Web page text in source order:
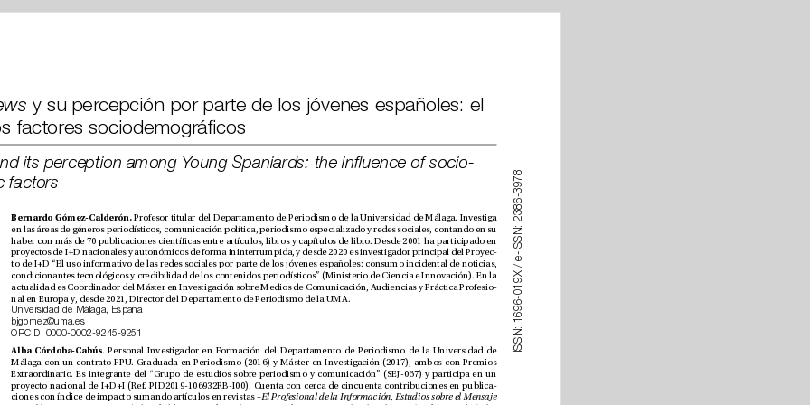
fake news
Fake news and its perception among Young Spaniards: the inuence of socio-
demographic factors
I
S
S
N
:
1
6
9
6
-
0
1
9
X
/
e
I
S
S
N
:
2
3
8
6
3
9
7
8
Bernardo Gómez-Calderón. Profesor titular del Departamento de Periodismo de la Universidad de Málaga. Investiga
proyectos de I+D nacionales y autonómicos de forma ininterrumpida, y desde 2020 es investigador principal del Proyec-
condicionantes tecnológicos y credibilidad de los contenidos periodísticos” (Ministerio de Ciencia e Innovación). En la
actualidad es Coordinador del Máster en Investigación sobre Medios de Comunicación, Audiencias y Práctica Profesio-
nal en Europa y, desde 2021, Director del Departamento de Periodismo de la UMA.
Universidad de Málaga, España
bjgomez@uma.es
ORCID: 0000-0002-9245-9251
Alba Córdoba-Cabús . Personal Investigador en Formación del Departamento de Periodismo de la Universidad de
Málaga con un contrato FPU. Graduada en Periodismo (2016) y Máster en Investigación (2017), ambos con Premios
proyecto nacional de I+D+I (Ref. PID2019-106932RB-I00). Cuenta con cerca de cincuenta contribuciones en publica-
ciones con índice de impacto sumando artículos en revistas –
El Profesional de la Información
Estudios sobre el Mensaje